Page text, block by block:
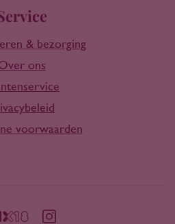
& bezorging
ons
voorwaarden